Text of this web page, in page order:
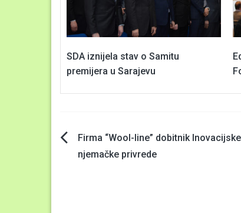
SDA iznijela stav o Samitu
premijera u Sarajevu
Navigacija
Firma “Wool-line” dobitnik
njemačke privrede